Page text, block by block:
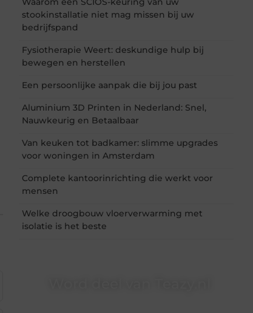
stookinstallatie niet mag missen bij uw
bedrijfspand
Fysiotherapie Weert: deskundige hulp bij
bewegen en herstellen
Een persoonlijke aanpak die bij jou past
Aluminium 3D Printen in Nederland: Snel,
Nauwkeurig en Betaalbaar
Van keuken tot badkamer: slimme upgrades
voor woningen in Amsterdam
Complete kantoorinrichting die werkt voor
mensen
Welke droogbouw vloerverwarming met
isolatie is het beste